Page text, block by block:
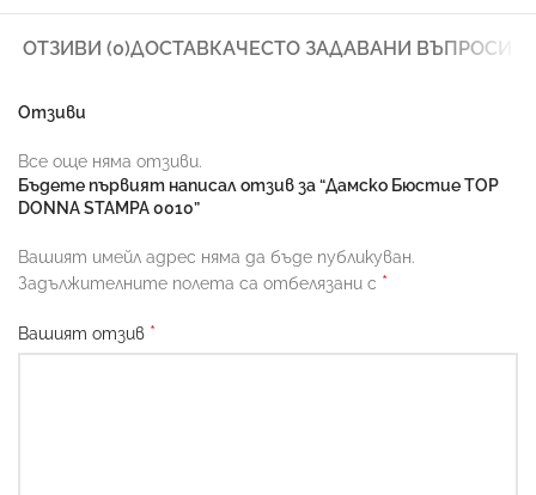
ОТЗИВИ (0)ДОСТАВКАЧЕСТО ЗАДАВАНИ ВЪПРОСИ
Отзиви
Все още няма отзиви.
Бъдете първият написал отзив за “Дамско Бюстие TOP
DONNA STAMPA 0010”
Вашият имейл адрес няма да бъде публикуван.
Задължителните полета са отбелязани с *
Вашият отзив *